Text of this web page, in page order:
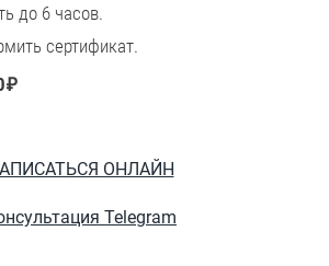
до 6 часов.
сертификат.
ОНЛАЙН
Telegram